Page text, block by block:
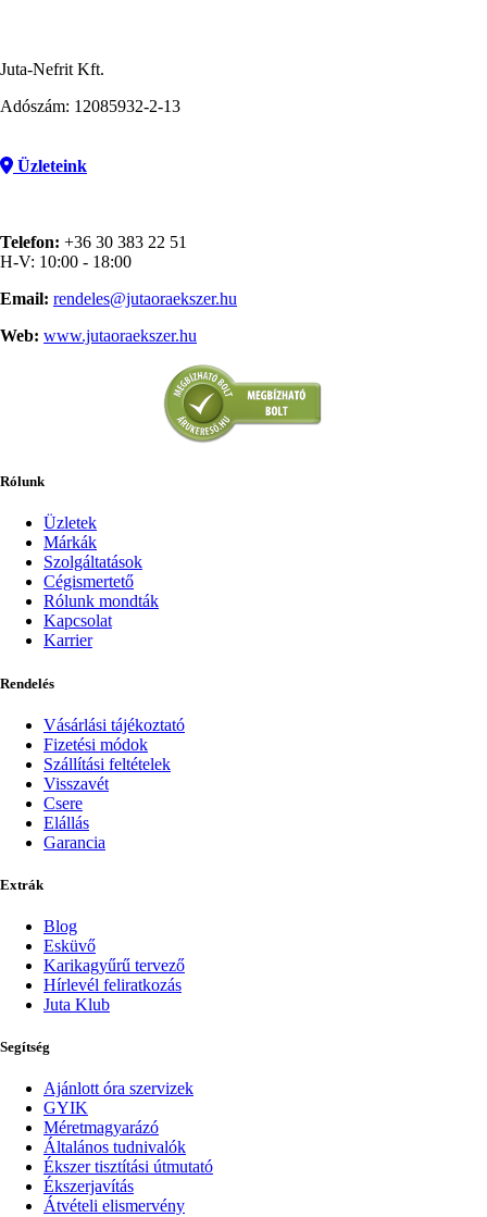
Juta-Nefrit Kft.
Adószám: 12085932-2-13
Üzleteink
Telefon: +36 30 383 22 51
H-V: 10:00 - 18:00
Email: rendeles@jutaoraekszer.hu
Web: www.jutaoraekszer.hu
Rólunk
Üzletek
Márkák
Szolgáltatások
Cégismertető
Rólunk mondták
Kapcsolat
Karrier
Rendelés
Vásárlási tájékoztató
Fizetési módok
Szállítási feltételek
Visszavét
Csere
Elállás
Garancia
Extrák
Blog
Esküvő
Karikagyűrű tervező
Hírlevél feliratkozás
Juta Klub
Segítség
Ajánlott óra szervizek
GYIK
Méretmagyarázó
Általános tudnivalók
Ékszer tisztítási útmutató
Ékszerjavítás
Átvételi elismervény